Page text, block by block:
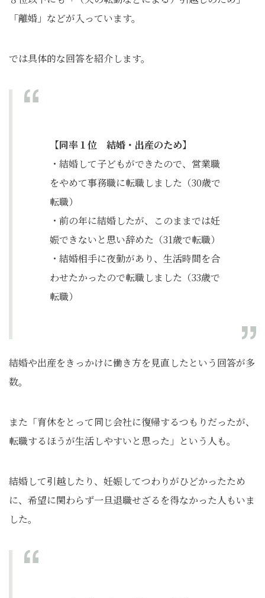
「離婚」などが入っています。
では具体的な回答を紹介します。
【同率１位 結婚・出産のため】
・結婚して子どもができたので、営業職
をやめて事務職に転職しました（30歳で
転職）
・前の年に結婚したが、このままでは妊
娠できないと思い辞めた（31歳で転職）
・結婚相手に夜勤があり、生活時間を合
わせたかったので転職しました（33歳で
転職）
結婚や出産をきっかけに働き方を見直したという回答が多
数。
また「育休をとって同じ会社に復帰するつもりだったが、
転職するほうが生活しやすいと思った」という人も。
結婚して引越したり、妊娠してつわりがひどかったため
に、希望に関わらず一旦退職せざるを得なかった人もいま
した。